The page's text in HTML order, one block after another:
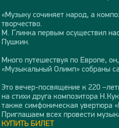
«Музыку сочиняет народ, а
творчество.
М. Глинка первым осуществил
Пушкин.
Много путешествуя по Европе,
«Музыкальный Олимп» собраны
Это вечер-посвящение к 220
на стихи друга композитора
также симфоническая увертюра
Приглашаем всех провести
КУПИТЬ БИЛЕТ